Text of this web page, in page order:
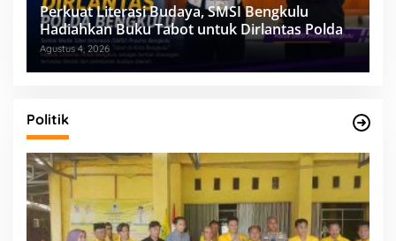
Perkuat Literasi Budaya, SMSI Bengkulu
Hadiahkan Buku Tabot untuk Dirlantas Polda
Agustus 4, 2026
Politik